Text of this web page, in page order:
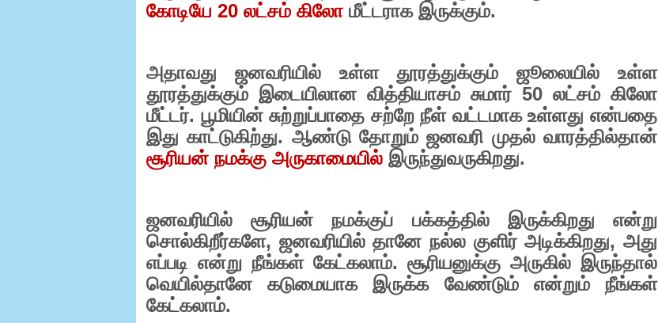
கோடியே 20 லட்சம் கிலோ மீட்டராக இருக்கும்.
அதாவது ஜனவரியில் உள்ள தூரத்துக்கும் ஜூலையில் உள்ள
தூரத்துக்கும் இடையிலான வித்தியாசம் சுமார் 50 லட்சம் கிலோ
மீட்டர். பூமியின் சுற்றுப்பாதை சற்றே நீள் வட்டமாக உள்ளது என்பதை
இது காட்டுகிற்து. ஆண்டு தோறும் ஜனவரி முதல் வாரத்தில்தான்
சூரியன் நமக்கு அருகாமையில் இருந்துவருகிறது.
ஜனவரியில் சூரியன் நமக்குப் பக்கத்தில் இருக்கிறது என்று
சொல்கிறீர்களே, ஜனவரியில் தானே நல்ல குளிர் அடிக்கிறது,அது
எப்படி என்று நீங்கள் கேட்கலாம். சூரியனுக்கு அருகில் இருந்தால்
வெயில்தானே கடுமையாக இருக்க வேண்டும் என்றும் நீங்கள்
கேட்கலாம்.